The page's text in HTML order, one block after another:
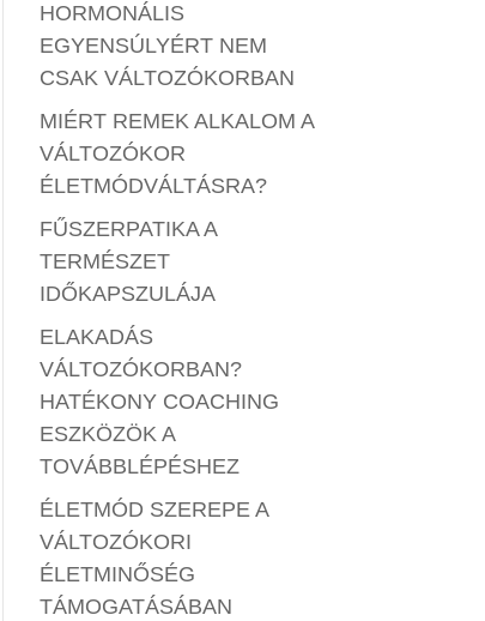
HORMONÁLIS
EGYENSÚLYÉRT NEM
CSAK VÁLTOZÓKORBAN
MIÉRT REMEK ALKALOM A
VÁLTOZÓKOR
ÉLETMÓDVÁLTÁSRA?
FŰSZERPATIKA A
TERMÉSZET
IDŐKAPSZULÁJA
ELAKADÁS
VÁLTOZÓKORBAN?
HATÉKONY COACHING
ESZKÖZÖK A
TOVÁBBLÉPÉSHEZ
ÉLETMÓD SZEREPE A
VÁLTOZÓKORI
ÉLETMINŐSÉG
TÁMOGATÁSÁBAN